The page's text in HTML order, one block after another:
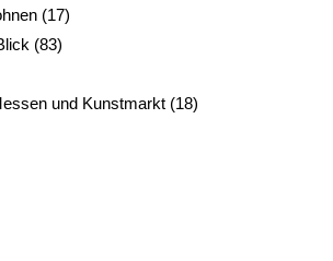
(17)
(83)
und Kunstmarkt(18)